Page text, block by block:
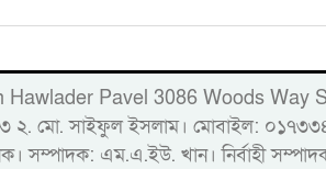
Hawlader Pavel 3086 Woods
২. মো. সাইফুল ইসলাম। মোবাইল:
এম.এ.ইউ. খান। নির্বাহী